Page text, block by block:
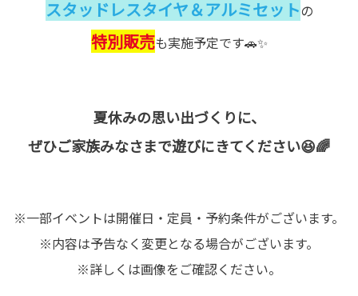
スタッドレスタイヤ＆アルミセットの
特別販売も実施予定です🚗✨
夏休みの思い出づくりに、
ぜひご家族みなさまで遊びにきてください😆🌈
※一部イベントは開催日・定員・予約条件がございます。
※内容は予告なく変更となる場合がございます。
※詳しくは画像をご確認ください。